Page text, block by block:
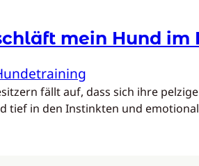
mein Hund im
fällt auf, dass sich ihre
tief in den Instinkten und